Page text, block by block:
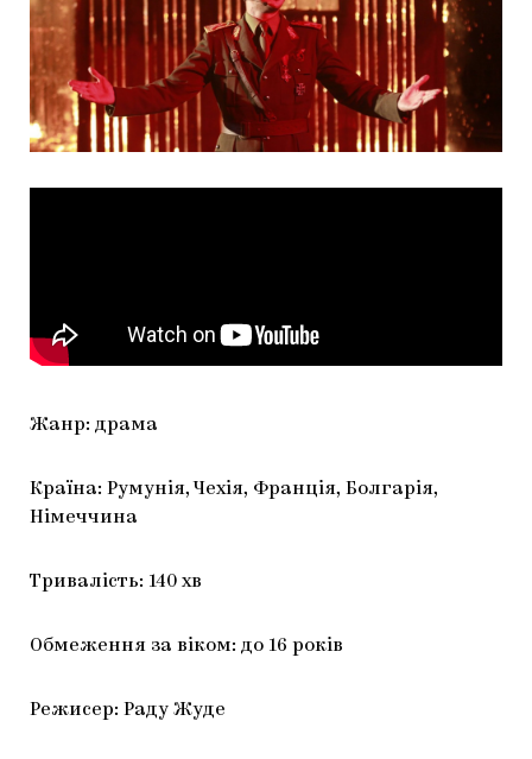
Жанр: драма
Країна: Румунія, Чехія, Франція, Болгарія,
Німеччина
Тривалість: 140 хв
Обмеження за віком: до 16 років
Режисер: Раду Жуде